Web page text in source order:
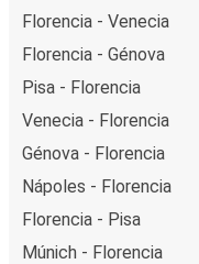
Florencia - Venecia
Florencia - Génova
Pisa - Florencia
Venecia - Florencia
Génova - Florencia
Nápoles - Florencia
Florencia - Pisa
Múnich - Florencia